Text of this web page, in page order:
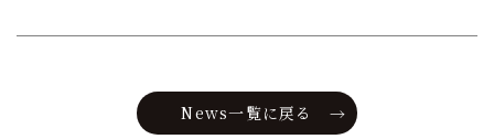
News一覧に戻る